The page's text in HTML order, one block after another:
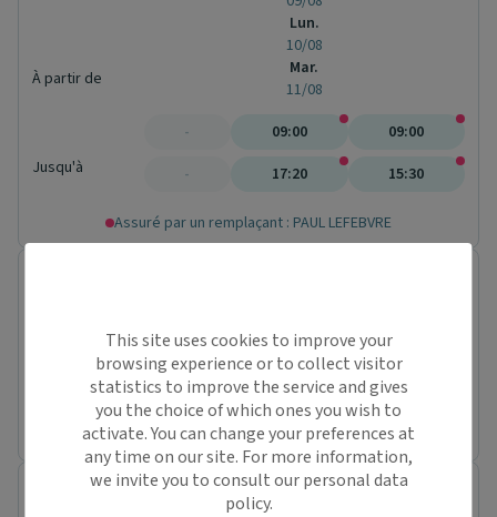
À partir de
Jusqu'à
Lun.
10/08
Mar.
11/08
-
-
09:00
17:20
09:00
15:30
Assuré par un remplaçant : PAUL LEFEBVRE
76100 Rouen
Conventionné
Prochaine disponibilité le :
lundi 31 août
Dr. Denis LEJEUNE
This site uses cookies to improve your
browsing experience or to collect visitor
statistics to improve the service and gives
you the choice of which ones you wish to
activate. You can change your preferences at
any time on our site. For more information,
we invite you to consult our personal data
policy.